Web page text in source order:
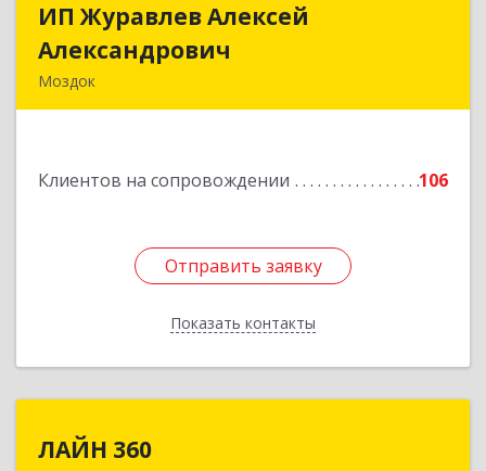
ИП Журавлев Алексей
Александрович
Моздок
Клиентов на сопровождении 106
Отправить заявку
Показать контакты
ИП Журавлев Алексей
Подробнее
Отправить заявку
Назад
ЛАЙН 360